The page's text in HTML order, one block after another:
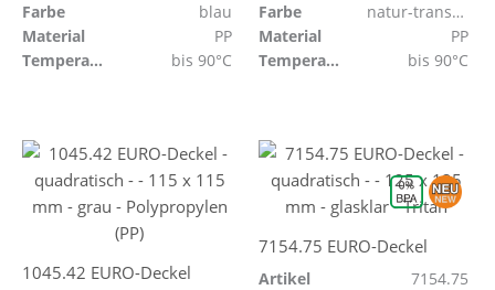
Farbe
blau
Material
PP
Temperaturbeständig
bis 90°C
Farbe
natur-transparent
Material
PP
Temperaturbeständig
bis 90°C
1045.42 EURO-Deckel
7154.75 EURO-Deckel
Artikel
7154.75